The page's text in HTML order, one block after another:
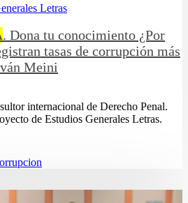
Letras
. Dona tu conocimiento ¿Por
tasas de corrupción más
Meini
internacional de Derecho Penal.
de Estudios Generales Letras.